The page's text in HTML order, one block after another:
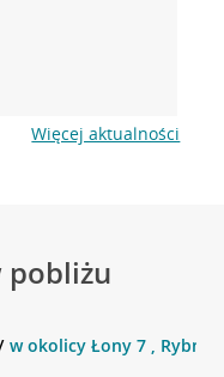
Więcej aktualności
pobliżu
w okolicy Łony 7 , Rybnik